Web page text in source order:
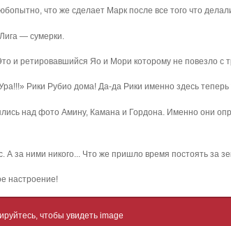
что же сделает Марк после все того что
— сумерки.
и ретировавшийся Яо и Мори которому не повезло с
Рики Рубио дома! Да-да Рики именно здесь
над фото Амину, Камана и Гордона. Именно они
А за ними никого... Что же пришло время постоять за
настроение!
чтобы увидеть image